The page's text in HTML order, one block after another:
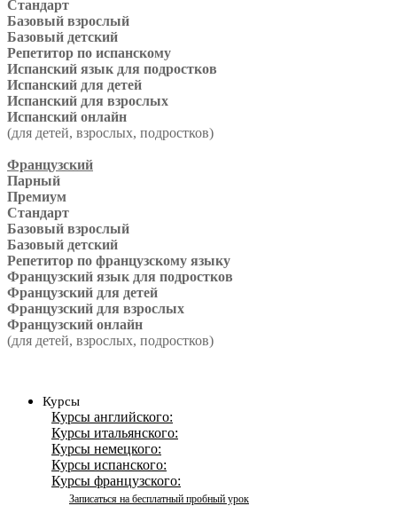
Стандарт
Базовый взрослый
Базовый детский
Репетитор по испанскому
Испанский язык для подростков
Испанский для детей
Испанский для взрослых
Испанский онлайн
(для детей, взрослых, подростков)
Французский
Парный
Премиум
Стандарт
Базовый взрослый
Базовый детский
Репетитор по французскому языку
Французский язык для подростков
Французский для детей
Французский для взрослых
Французский онлайн
(для детей, взрослых, подростков)
Курсы
Курсы английского:
Курсы итальянского:
Курсы немецкого:
Курсы испанского:
Курсы французского:
Записаться на бесплатный пробный урок